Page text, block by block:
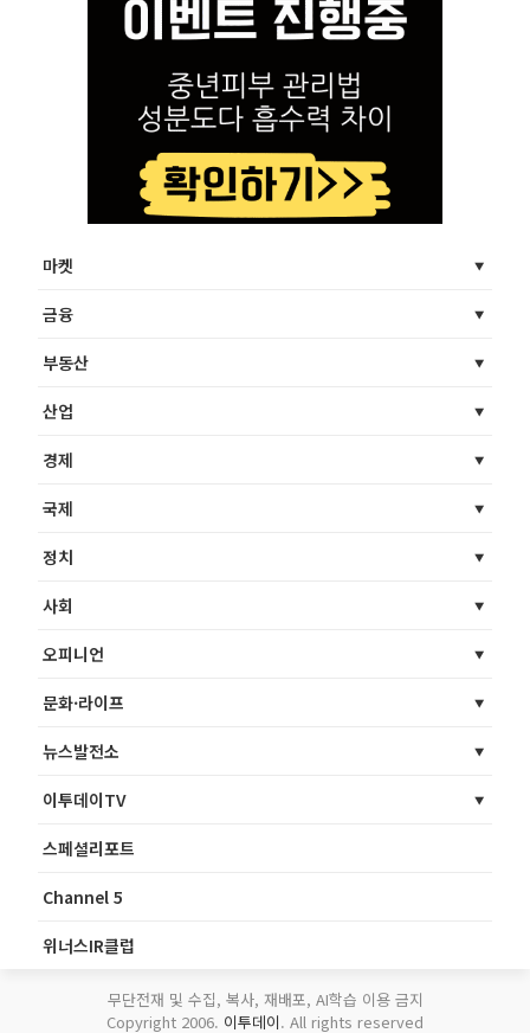
마켓
금융
부동산
산업
경제
국제
정치
사회
오피니언
문화·라이프
뉴스발전소
이투데이TV
스페셜리포트
Channel 5
위너스IR클럽
무단전재 및 수집, 복사, 재배포, AI학습 이용 금지
Copyright 2006. 이투데이. All rights reserved